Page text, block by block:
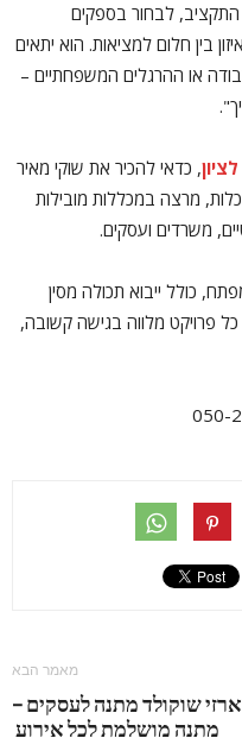
התקציב, לבחור בספקים
בין חלום למציאות. הוא יתאים
או ההרגלים המשפחתיים –
, כדאי להכיר את שוקי מאיר
מרצה במכללות מובילות
משרדים ועסקים.
כולל ייבוא תכולה מסין
פרויקט מלווה בגישה קשובה,
מאמר הבא
שוקולד מתנה לעסקים –
מתנה מושלמת לכל אירוע